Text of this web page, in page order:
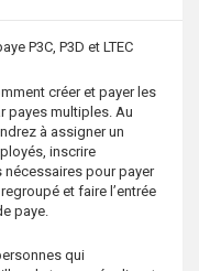
P3C, P3D et LTEC
créer et payer les
payes multiples. Au
à assigner un
inscrire
nécessaires pour payer
et faire l’entrée
paye.
qui